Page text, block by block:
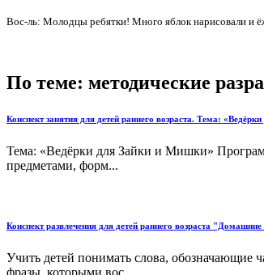
Вос-ль: Молодцы ребятки! Много яблок нарисовали и
По теме: методические
Конспект занятия для детей раннего возраста. Тема:
Тема: «Ведёрки для Зайки и Мишки»
предметами, форм...
Конспект развлечения для детей раннего возраста
Учить детей понимать слова, обозначающие
фразы, которыми вос...